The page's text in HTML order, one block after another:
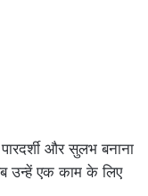
और सुलभ बनाना
उन्हें एक काम के लिए